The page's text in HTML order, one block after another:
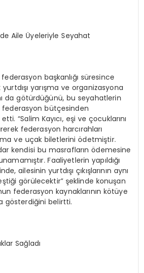
Aile Üyeleriyle Seyahat
federasyon başkanlığı süresince
yarışma ve organizasyona
da götürdüğünü, bu seyahatlerin
federasyon bütçesinden
etti. “Salim Kayıcı, eşi ve çocuklarını
federasyon harcırahları
ve uçak biletlerini ödetmiştir.
kendisi bu masrafların ödemesine
Faaliyetlerin yapıldığı
ailesinin yurtdışı çıkışlarının aynı
görülecektir” şeklinde konuşan
federasyon kaynaklarının kötüye
gösterdiğini belirtti.
Sağladı